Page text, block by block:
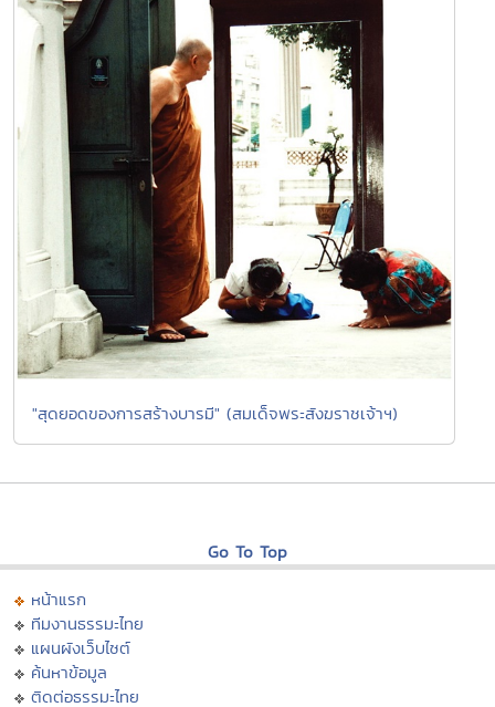
"สุดยอดของการสร้างบารมี" (สมเด็จพระสังฆราชเจ้าฯ)
Go To Top
หน้าแรก
ทีมงานธรรมะไทย
แผนผังเว็บไซต์
ค้นหาข้อมูล
ติดต่อธรรมะไทย